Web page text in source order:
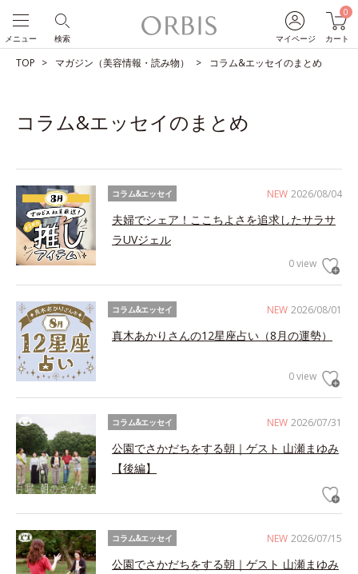
マイページ
0
カート
検索
メニュー
TOP マガジン（美容情報・読み物） コラム&エッセイのまとめ
コラム&エッセイのまとめ
NEW 2026/08/04
コラム&エッセイ
夫婦でシェア！ここちよさを追求したサラサ
ラUVジェル
0 view
NEW 2026/08/01
コラム&エッセイ
真木あかりさんの12星座占い（8月の運勢）
0 view
NEW 2026/07/31
コラム&エッセイ
公園でさかだちをする朝｜ゲスト 山瀬まゆみ
【後編】
NEW 2026/07/15
コラム&エッセイ
公園でさかだちをする朝｜ゲスト 山瀬まゆみ